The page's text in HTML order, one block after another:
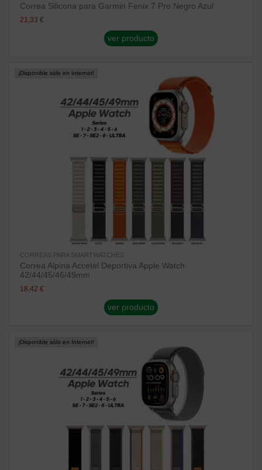
Correa Silicona para Garmin Fenix 7 Pro Negro Azul
21,33 €
ver producto
¡Disponible sólo en Internet!
CORREAS PARA SMARTWATCHES
Correa Alpina Accetel Deportiva Apple Watch
42/44/45/46/49mm
18,42 €
ver producto
¡Disponible sólo en Internet!